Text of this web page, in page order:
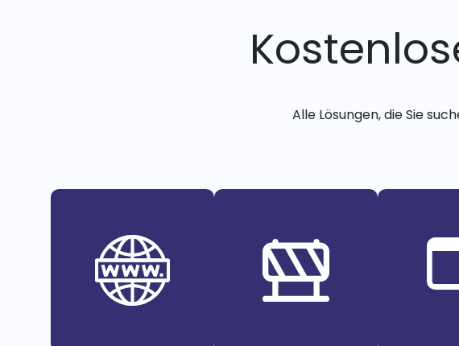
Alle Lösungen, die Sie